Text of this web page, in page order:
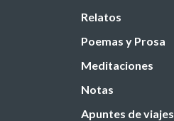
Relatos
Poemas y Prosa
Meditaciones
Notas
Apuntes de viajes